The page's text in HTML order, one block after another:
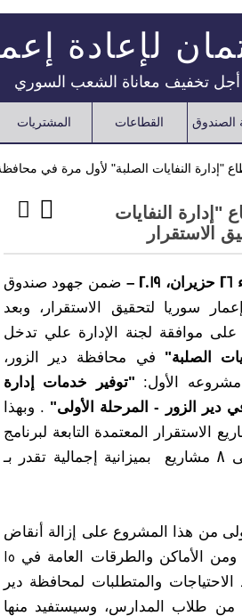
لإعادة
تخفيف معاناة الشعب السوري
القطاعات المشتريات
"إدارة النفايات الصلبة" لأول مرة في
النفايات
الاستقرار
ضمن جهود صندوق
إعمار سوريا لتحقيق الاستقرار، وبعد
موافقة لجنة الإدارة علي تدخل
الصلبة" في محافظة دير الزور،
الأول: "توفير خدمات إدارة
دير الزور - المرحلة الأولى" . وبهذا
الاستقرار المعتمدة التابعة لبرنامج
إلى 8 مشاريع بميزانية إجمالية تقدر بـ
من هذا المشروع على إزالة أنقاض
المخلفات الصلبة من 34 مدرسة متضررة و5 مواقع لأبراج مياه مدمرة ومن الأماكن والطرقات العامة في 15
والمتطلبات لمحافظة دير
الزور. وستعزز هذه الأنشطة الآثار الإيجابية بشكل مباشر لحوالي 14800 من طلاب المدارس، وسيستفيد منها